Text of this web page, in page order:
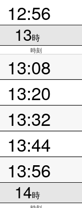
12:56
13時
時刻
13:08
13:20
13:32
13:44
13:56
14時